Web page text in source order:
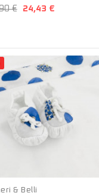
€ 24,43 €
& Belli